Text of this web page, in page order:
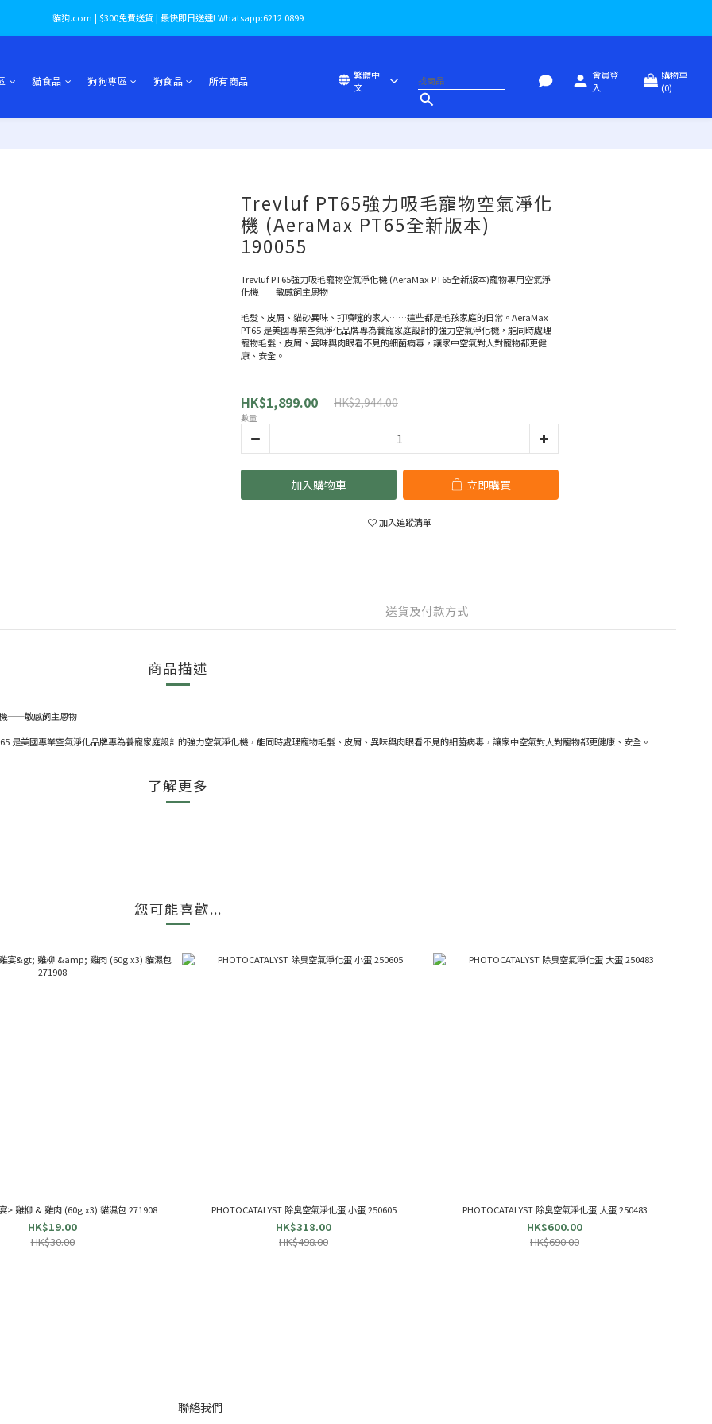
貓狗.com | $300免費送貨 | 最快即日送達! Whatsapp:6212 0899
繁體中
文
會員登
入
購物車
(0)
貓食品 狗狗專區 狗食品 所有商品
Trevluf PT65強力吸毛寵物空氣淨化
機 (AeraMax PT65全新版本)
190055
Trevluf PT65強力吸毛寵物空氣淨化機 (AeraMax PT65全新版本)寵物專用空氣淨
化機——敏感飼主恩物
毛髮、皮屑、貓砂異味、打噴嚏的家人……這些都是毛孩家庭的日常。AeraMax
PT65 是美國專業空氣淨化品牌專為養寵家庭設計的強力空氣淨化機，能同時處理
寵物毛髮、皮屑、異味與肉眼看不見的細菌病毒，讓家中空氣對人對寵物都更健
康、安全。
HK$1,899.00 HK$2,944.00
數量
加入購物車 立即購買
加入追蹤清單
送貨及付款方式
商品描述
機——敏感飼主恩物
美國專業空氣淨化品牌專為養寵家庭設計的強力空氣淨化機，能同時處理寵物毛髮、皮屑、異味與肉眼看不見的細菌病毒，讓家中空氣對人對寵物都更健康、安全。
了解更多
您可能喜歡...
> 雞柳 & 雞肉 (60g x3) 貓濕包 271908
HK$19.00
HK$30.00
PHOTOCATALYST 除臭空氣淨化蛋 小蛋 250605
HK$318.00
HK$498.00
PHOTOCATALYST 除臭空氣淨化蛋 大蛋 250483
HK$600.00
HK$690.00
聯絡我們